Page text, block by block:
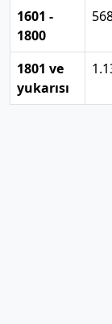
1601 -
1800
1801 ve
yukarısı